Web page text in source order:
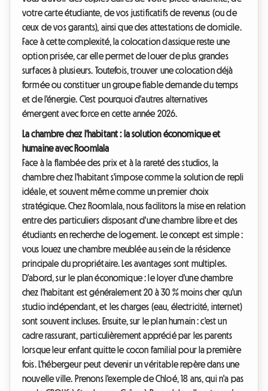
votre carte étudiante, de vos justificatifs de revenus (ou de
ceux de vos garants), ainsi que des attestations de domicile.
Face à cette complexité, la colocation classique reste une
option prisée, car elle permet de louer de plus grandes
surfaces à plusieurs. Toutefois, trouver une colocation déjà
formée ou constituer un groupe fiable demande du temps
et de l'énergie. C'est pourquoi d'autres alternatives
émergent avec force en cette année 2026.
La chambre chez l'habitant : la solution économique et
humaine avec Roomlala
Face à la flambée des prix et à la rareté des studios, la
chambre chez l'habitant s'impose comme la solution de repli
idéale, et souvent même comme un premier choix
stratégique. Chez Roomlala, nous facilitons la mise en relation
entre des particuliers disposant d'une chambre libre et des
étudiants en recherche de logement. Le concept est simple :
vous louez une chambre meublée au sein de la résidence
principale du propriétaire. Les avantages sont multiples.
D'abord, sur le plan économique : le loyer d'une chambre
chez l'habitant est généralement 20 à 30 % moins cher qu'un
studio indépendant, et les charges (eau, électricité, internet)
sont souvent incluses. Ensuite, sur le plan humain : c'est un
cadre rassurant, particulièrement apprécié par les parents
lorsque leur enfant quitte le cocon familial pour la première
fois. L'hébergeur peut devenir un véritable repère dans une
nouvelle ville. Prenons l'exemple de Chloé, 18 ans, qui n'a pas